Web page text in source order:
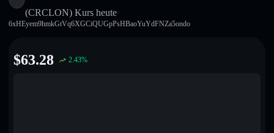
(CRCLON)Kurs heute
6xHEyem9hmkGtVq6XGCiQUGpPsHBaoYuYdFNZa5ondo
$63.28 2.43%